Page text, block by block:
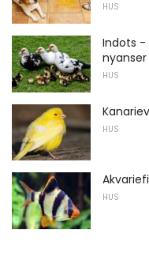
HUS
Indots -
HUS
HUS
HUS